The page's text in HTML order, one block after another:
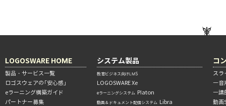
LOGOSWARE HOME
製品・サービス一覧
ロゴスウェアの「安心感」
eラーニング構築ガイド
パートナー募集
システム製品
教育ビジネス向けLMS
LOGOSWARE Xe
eラーニングシステム Platon
動画＆ドキュメント配信システム Libra
コ
ス
―音
―講
動画